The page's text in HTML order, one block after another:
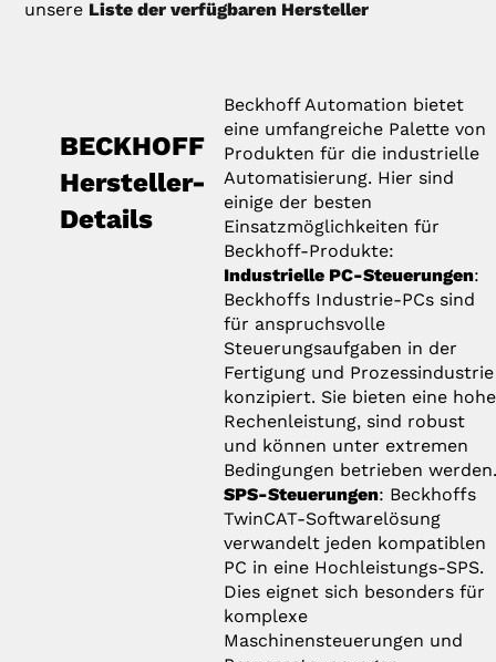
unsere Liste der verfügbaren Hersteller
BECKHOFF
Hersteller-
Details
Beckhoff Automation bietet
eine umfangreiche Palette von
Produkten für die industrielle
Automatisierung. Hier sind
einige der besten
Einsatzmöglichkeiten für
Beckhoff-Produkte:
Industrielle PC-Steuerungen:
Beckhoffs Industrie-PCs sind
für anspruchsvolle
Steuerungsaufgaben in der
Fertigung und Prozessindustrie
konzipiert. Sie bieten eine hohe
Rechenleistung, sind robust
und können unter extremen
Bedingungen betrieben
SPS-Steuerungen: Beckhoffs
TwinCAT-Softwarelösung
verwandelt jeden kompatiblen
PC in eine Hochleistungs-SPS.
Dies eignet sich besonders für
komplexe
Maschinensteuerungen und